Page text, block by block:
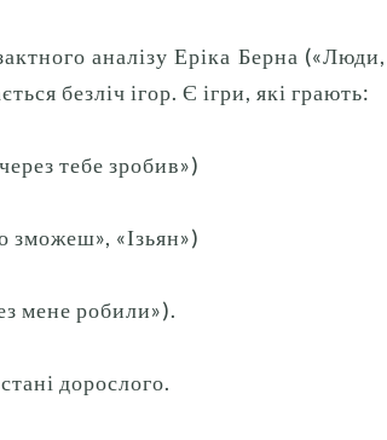
аналізу Еріка Берна («Люди,
безліч ігор. Є ігри, які грають:
тебе зробив»)
зможеш», «Ізьян»)
мене робили»).
дорослого.